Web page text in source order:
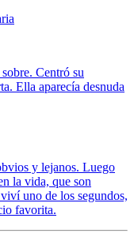
Centró su
Ella aparecía desnuda
y lejanos. Luego
la vida, que son
uno de los segundos,
favorita.